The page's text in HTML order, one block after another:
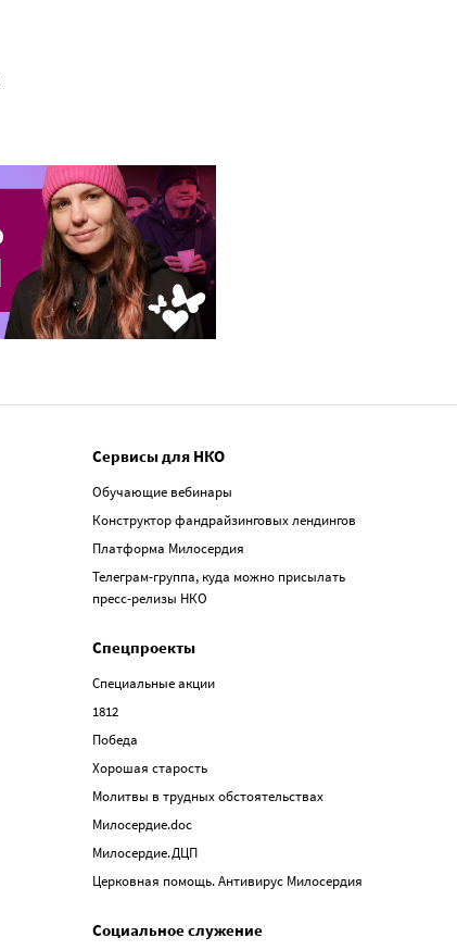
Сервисы для НКО
Обучающие вебинары
Конструктор фандрайзинговых лендингов
Платформа Милосердия
Телеграм-группа, куда можно присылать
пресс-релизы НКО
Спецпроекты
Специальные акции
1812
Победа
Хорошая старость
Молитвы в трудных обстоятельствах
Милосердие.doc
Милосердие.ДЦП
Церковная помощь. Антивирус Милосердия
Социальное служение